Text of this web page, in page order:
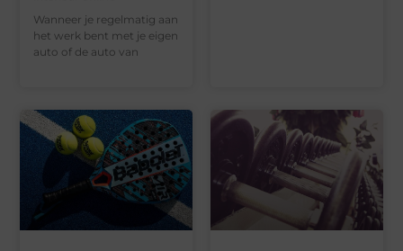
Wanneer je regelmatig aan
het werk bent met je eigen
auto of de auto van